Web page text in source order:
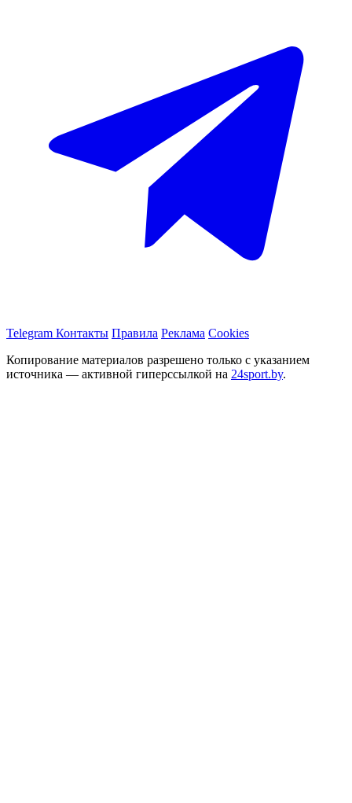
Telegram Контакты Правила Реклама Cookies
Копирование материалов разрешено только с указанием
источника — активной гиперссылкой на 24sport.by.